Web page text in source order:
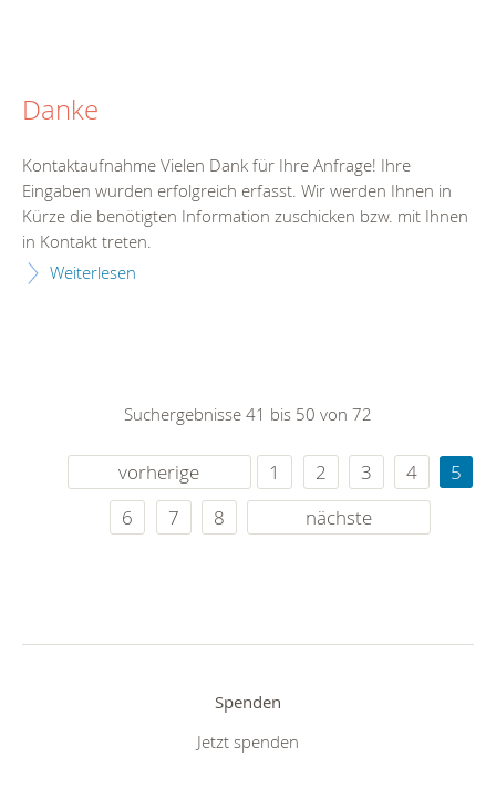
Danke
Kontaktaufnahme Vielen Dank für Ihre Anfrage! Ihre
Eingaben wurden erfolgreich erfasst. Wir werden Ihnen in
Kürze die benötigten Information zuschicken bzw. mit Ihnen
in Kontakt treten.
Weiterlesen
Suchergebnisse 41 bis 50 von 72
vorherige 1 2 3 4
5
6
7 8 nächste
Spenden
Jetzt spenden